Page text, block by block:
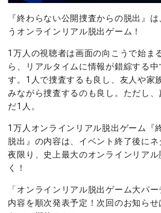
『終わらない公開捜査からの脱出』
うオンラインリアル脱出ゲーム！
1万人の視聴者は画面の向こうで始ま
ら、リアルタイムに情報が錯綜する
す。1人で捜査するも良し、友人や家
みながら捜査するのも良し。ただし
だ1人。
1万人オンラインリアル脱出ゲーム『
脱出』の内容は、イベント終了後に
夜限り、史上最大のオンラインリア
く！
「オンラインリアル脱出ゲーム大パ
内容を順次発表予定！次回のお知ら